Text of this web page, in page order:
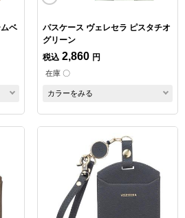
ベ
パスケース ヴェレセラ ピスタチオ
グリーン
税込 2,860 円
在庫 〇
カラーをみる